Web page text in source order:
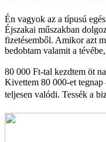
Én vagyok az a típusú
Éjszakai műszakban
fizetésemből. Amikor azt
bedobtam valamit a
80 000 Ft-tal kezdtem öt
Kivettem 80 000-et
teljesen valódi. Tessék a